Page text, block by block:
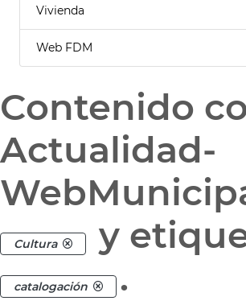
Vivienda
Web FDM
Contenido
Actualidad-
Cultura y
catalogación .